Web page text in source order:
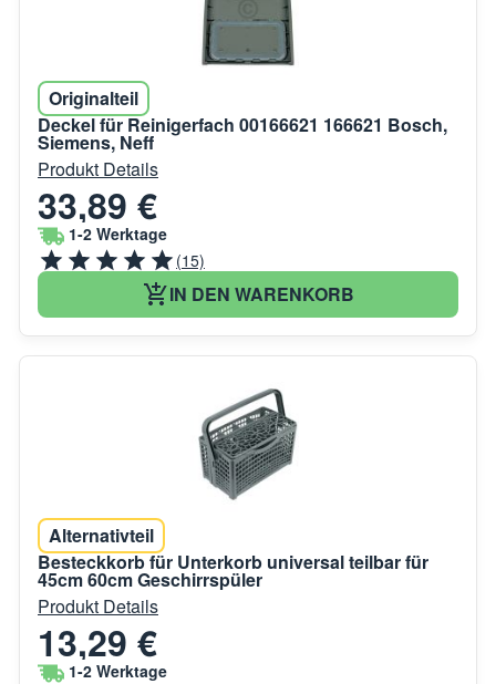
Originalteil
Deckel für Reinigerfach 00166621 166621 Bosch,
Siemens, Neff
Produkt Details
33,89 €
1-2 Werktage
(15)
IN DEN WARENKORB
Alternativteil
Besteckkorb für Unterkorb universal teilbar für
45cm 60cm Geschirrspüler
Produkt Details
13,29 €
1-2 Werktage